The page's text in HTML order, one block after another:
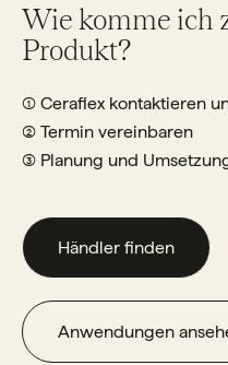
Wie komme ich
Produkt?
① Ceraflex kontaktieren
② Termin vereinbaren
③ Planung und
Händler finden
Anwendungen